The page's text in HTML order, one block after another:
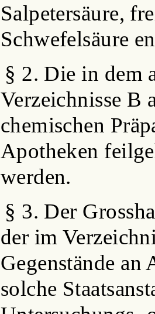
Salpetersäure,
Schwefelsäure
§ 2. Die in dem
Verzeichnisse B
chemischen
Apotheken
werden.
§ 3. Der
der im
Gegenstände an
solche